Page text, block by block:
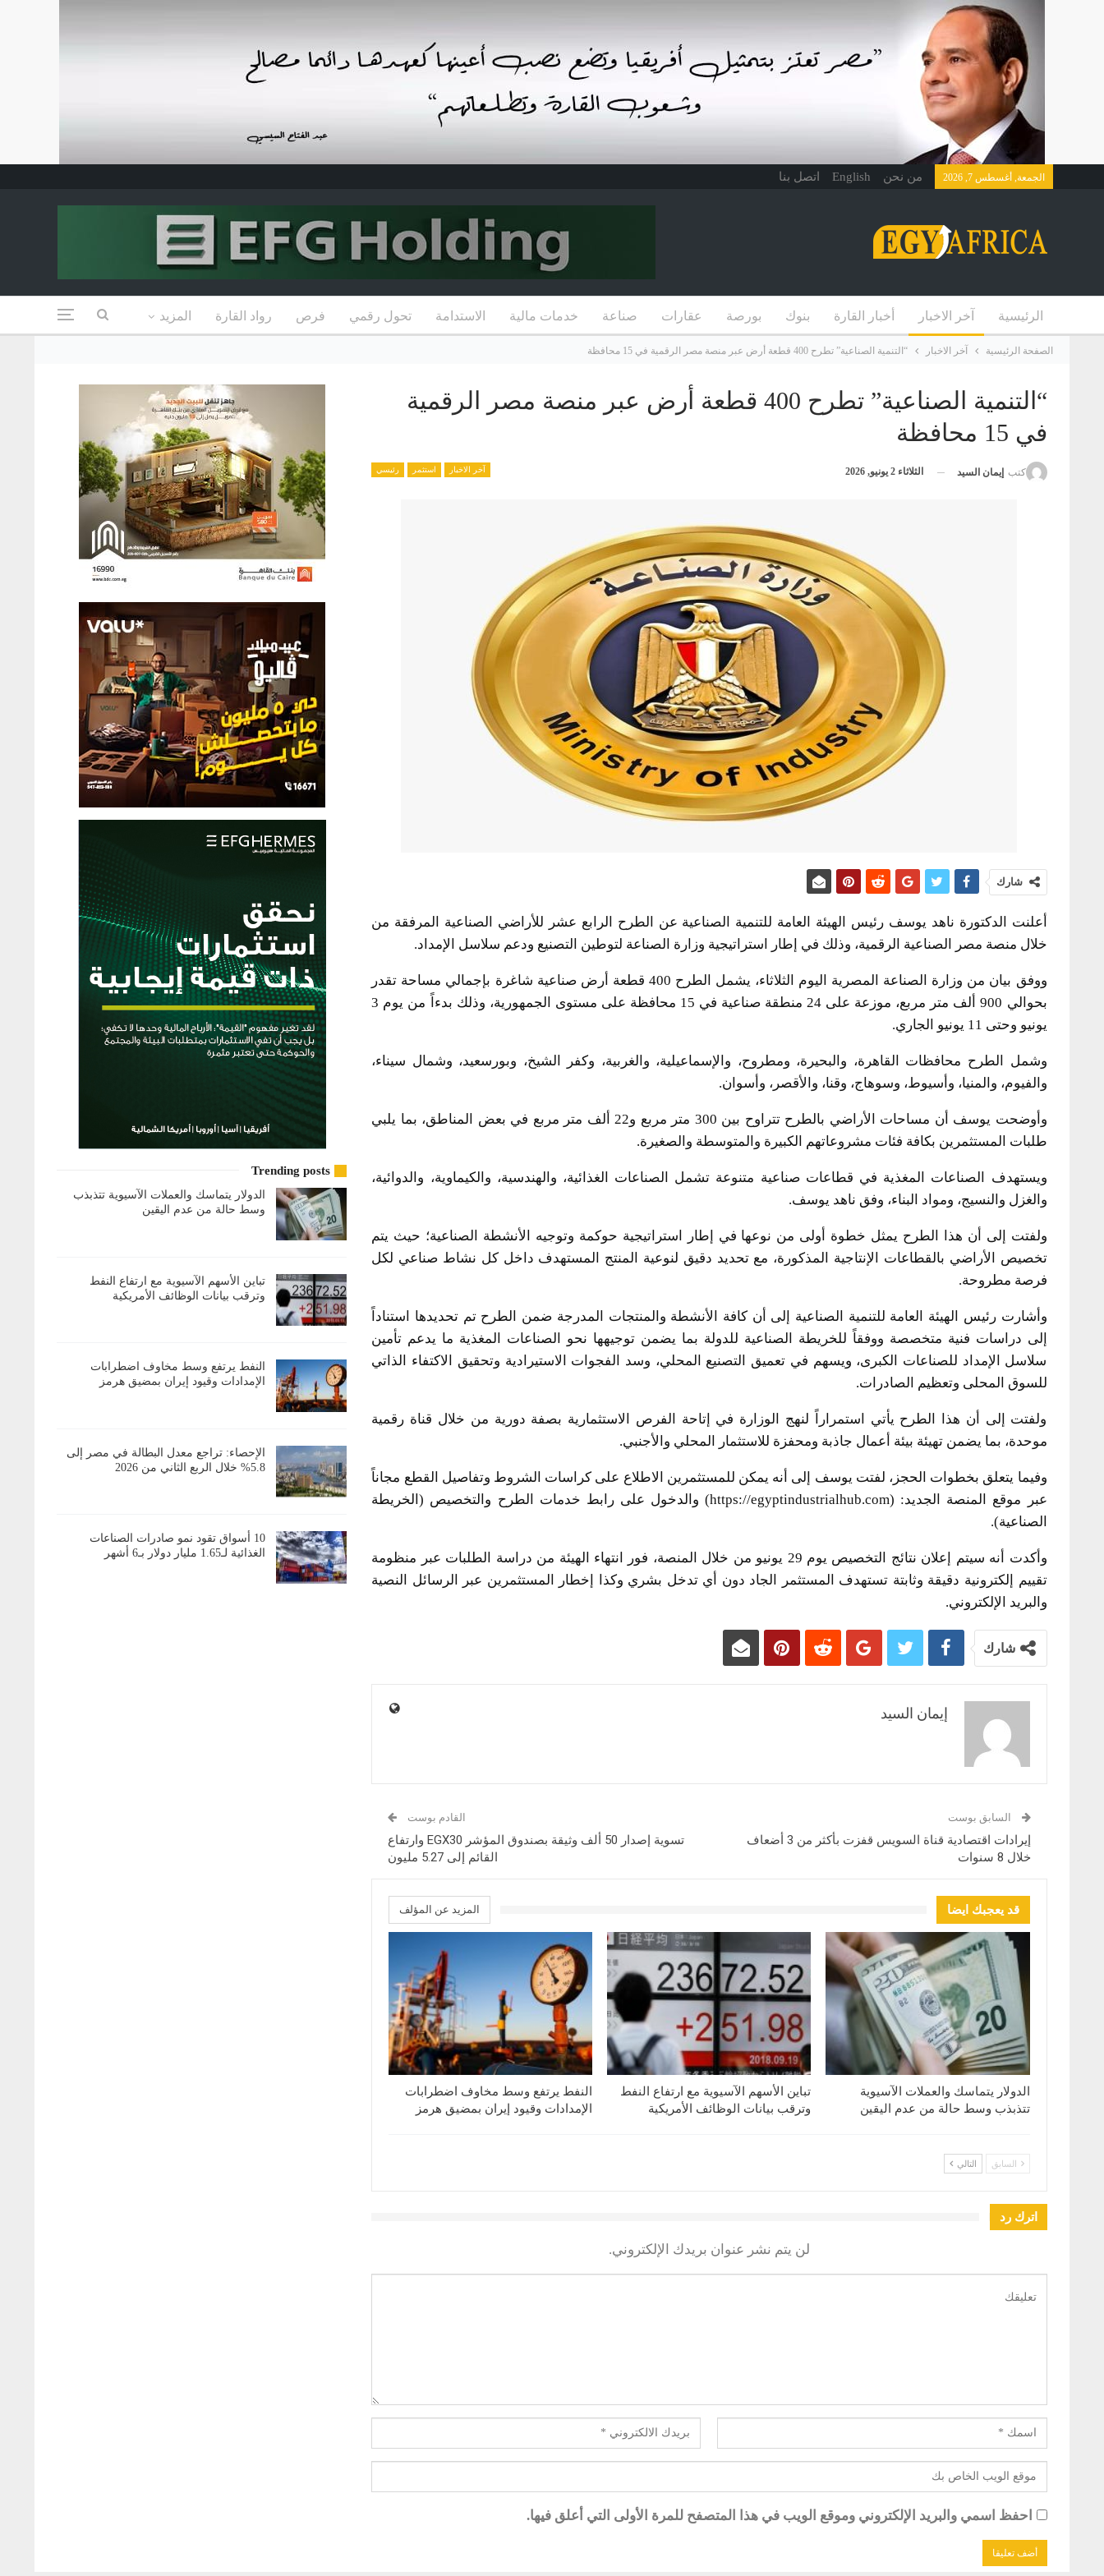
الجمعة, أغسطس 7, 2026 من نحن English اتصل بنا
الرئيسية آخر الاخبار أخبار القارة بنوك بورصة عقارات صناعة خدمات مالية الاستدامة تحول رقمي فرص رواد القارة المزيد
الصفحة الرئيسية آخر الاخبار “التنمية الصناعية” تطرح 400 قطعة أرض عبر منصة مصر الرقمية في 15 محافظة
“التنمية الصناعية” تطرح 400 قطعة أرض عبر منصة مصر الرقمية
في 15 محافظة
آخر الاخبار استثمر رئيسي كتب إيمان السيد الثلاثاء 2 يونيو, 2026
شارك
أعلنت الدكتورة ناهد يوسف رئيس الهيئة العامة للتنمية الصناعية عن الطرح الرابع عشر للأراضي الصناعية المرفقة من
خلال منصة مصر الصناعية الرقمية، وذلك في إطار استراتيجية وزارة الصناعة لتوطين التصنيع ودعم سلاسل الإمداد.
ووفق بيان من وزارة الصناعة المصرية اليوم الثلاثاء، يشمل الطرح 400 قطعة أرض صناعية شاغرة بإجمالي مساحة تقدر
بحوالي 900 ألف متر مربع، موزعة على 24 منطقة صناعية في 15 محافظة على مستوى الجمهورية، وذلك بدءاً من يوم 3
يونيو وحتى 11 يونيو الجاري.
وشمل الطرح محافظات القاهرة، والبحيرة، ومطروح، والإسماعيلية، والغربية، وكفر الشيخ، وبورسعيد، وشمال سيناء،
والفيوم، والمنيا، وأسيوط، وسوهاج، وقنا، والأقصر، وأسوان.
وأوضحت يوسف أن مساحات الأراضي بالطرح تتراوح بين 300 متر مربع و22 ألف متر مربع في بعض المناطق، بما يلبي
طلبات المستثمرين بكافة فئات مشروعاتهم الكبيرة والمتوسطة والصغيرة.
ويستهدف الصناعات المغذية في قطاعات صناعية متنوعة تشمل الصناعات الغذائية، والهندسية، والكيماوية، والدوائية،
والغزل والنسيج، ومواد البناء، وفق ناهد يوسف.
ولفتت إلى أن هذا الطرح يمثل خطوة أولى من نوعها في إطار استراتيجية حوكمة وتوجيه الأنشطة الصناعية؛ حيث يتم
تخصيص الأراضي بالقطاعات الإنتاجية المذكورة، مع تحديد دقيق لنوعية المنتج المستهدف داخل كل نشاط صناعي لكل
فرصة مطروحة.
وأشارت رئيس الهيئة العامة للتنمية الصناعية إلى أن كافة الأنشطة والمنتجات المدرجة ضمن الطرح تم تحديدها استناداً
إلى دراسات فنية متخصصة ووفقاً للخريطة الصناعية للدولة بما يضمن توجيهها نحو الصناعات المغذية ما يدعم تأمين
سلاسل الإمداد للصناعات الكبرى، ويسهم في تعميق التصنيع المحلي، وسد الفجوات الاستيرادية وتحقيق الاكتفاء الذاتي
للسوق المحلى وتعظيم الصادرات.
ولفتت إلى أن هذا الطرح يأتي استمراراً لنهج الوزارة في إتاحة الفرص الاستثمارية بصفة دورية من خلال قناة رقمية
موحدة، بما يضمن تهيئة بيئة أعمال جاذبة ومحفزة للاستثمار المحلي والأجنبي.
وفيما يتعلق بخطوات الحجز، لفتت يوسف إلى أنه يمكن للمستثمرين الاطلاع على كراسات الشروط وتفاصيل القطع مجاناً
عبر موقع المنصة الجديد: (https://egyptindustrialhub.com) والدخول على رابط خدمات الطرح والتخصيص (الخريطة
الصناعية).
وأكدت أنه سيتم إعلان نتائج التخصيص يوم 29 يونيو من خلال المنصة، فور انتهاء الهيئة من دراسة الطلبات عبر منظومة
تقييم إلكترونية دقيقة وثابتة تستهدف المستثمر الجاد دون أي تدخل بشري وكذا إخطار المستثمرين عبر الرسائل النصية
والبريد الإلكتروني.
شارك
إيمان السيد
السابق بوست
إيرادات اقتصادية قناة السويس قفزت بأكثر من 3 أضعاف
خلال 8 سنوات
القادم بوست
تسوية إصدار 50 ألف وثيقة بصندوق المؤشر EGX30 وارتفاع
القائم إلى 5.27 مليون
قد يعجبك ايضا المزيد عن المؤلف
الدولار يتماسك والعملات الآسيوية
تتذبذب وسط حالة من عدم اليقين
تباين الأسهم الآسيوية مع ارتفاع النفط
وترقب بيانات الوظائف الأمريكية
النفط يرتفع وسط مخاوف اضطرابات
الإمدادات وقيود إيران بمضيق هرمز
السابق التالي
اترك رد
لن يتم نشر عنوان بريدك الإلكتروني.
احفظ اسمي والبريد الإلكتروني وموقع الويب في هذا المتصفح للمرة الأولى التي أعلق فيها.
Trending posts
الدولار يتماسك والعملات الآسيوية تتذبذب
وسط حالة من عدم اليقين
تباين الأسهم الآسيوية مع ارتفاع النفط
وترقب بيانات الوظائف الأمريكية
النفط يرتفع وسط مخاوف اضطرابات
الإمدادات وقيود إيران بمضيق هرمز
الإحصاء: تراجع معدل البطالة في مصر إلى
5.8% خلال الربع الثاني من 2026
10 أسواق تقود نمو صادرات الصناعات
الغذائية لـ1.65 مليار دولار بـ6 أشهر